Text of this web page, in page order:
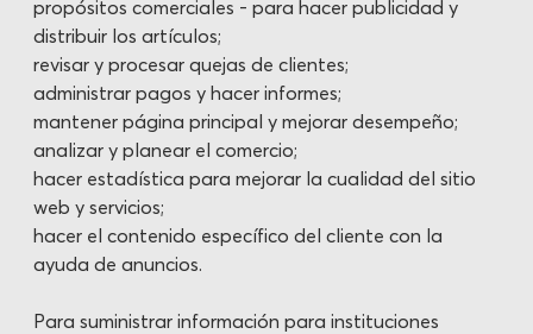
propósitos comerciales - para hacer publicidad y
distribuir los artículos;
revisar y procesar quejas de clientes;
administrar pagos y hacer informes;
mantener página principal y mejorar desempeño;
analizar y planear el comercio;
hacer estadística para mejorar la cualidad del sitio
web y servicios;
hacer el contenido específico del cliente con la
ayuda de anuncios.
Para suministrar información para instituciones